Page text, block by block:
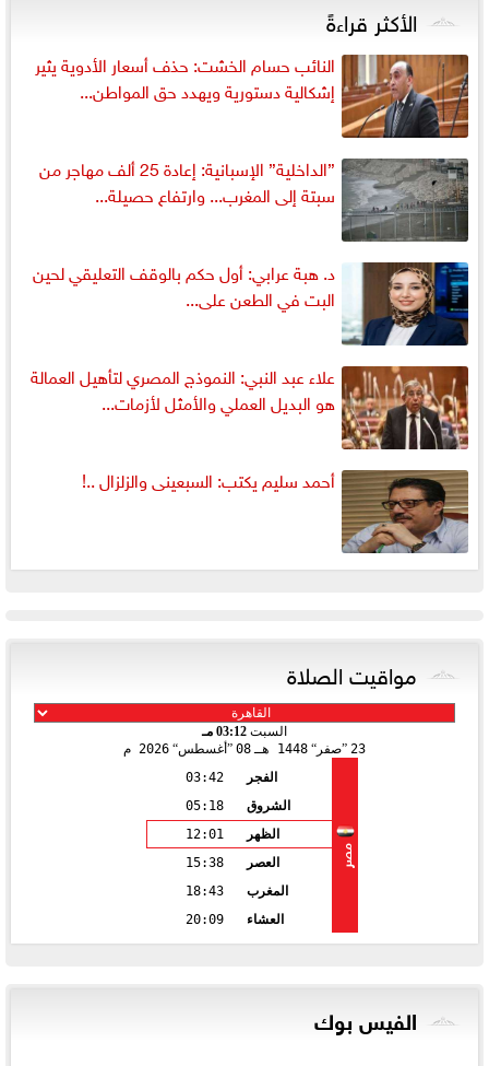
الأكثر قراءةً
النائب حسام الخشت: حذف أسعار الأدوية يثير
إشكالية دستورية ويهدد حق المواطن...
”الداخلية” الإسبانية: إعادة 25 ألف مهاجر من
سبتة إلى المغرب... وارتفاع حصيلة...
د. هبة عرابي: أول حكم بالوقف التعليقي لحين
البت في الطعن على...
علاء عبد النبي: النموذج المصري لتأهيل العمالة
هو البديل العملي والأمثل لأزمات...
أحمد سليم يكتب: السبعينى والزلزال ..!
مواقيت الصلاة
السبت 03:12 مـ
23 صفر 1448 هـ 08 أغسطس 2026 م
مصر
الفجر
03:42
الشروق
05:18
الظهر
12:01
العصر
15:38
المغرب
18:43
العشاء
20:09
الفيس بوك